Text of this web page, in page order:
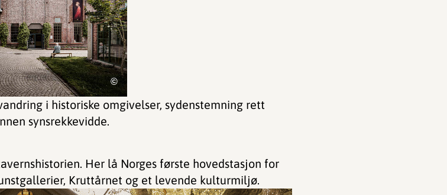
©
i historiske omgivelser, sydenstemning rett
synsrekkevidde.
Her lå Norges første hovedstasjon for
Kruttårnet og et levende kulturmiljø.